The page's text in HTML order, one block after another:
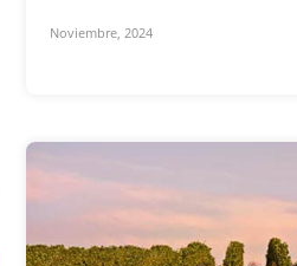
Noviembre, 2024